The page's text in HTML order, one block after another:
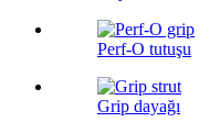
Perf-O tutuşu
Grip dayağı